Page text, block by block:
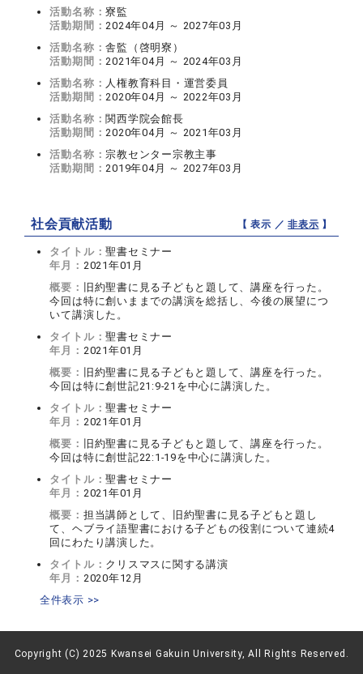
活動名称：寮監
活動期間：2024年04月 ～ 2027年03月
活動名称：舎監（啓明寮）
活動期間：2021年04月 ～ 2024年03月
活動名称： 人権教育科目・運営委員
活動期間：2020年04月 ～ 2022年03月
活動名称： 関西学院会館長
活動期間：2020年04月 ～ 2021年03月
活動名称：宗教センター宗教主事
活動期間：2019年04月 ～ 2027年03月
社会貢献活動 【 表示 ／非表示 】
タイトル：聖書セミナー
年月： 2021年01月
概要：
旧約聖書に見る子どもと題して、講座を行った。
今回は特に創いままでの講演を総括し、今後の展望につ
いて講演した。
タイトル：聖書セミナー
年月： 2021年01月
概要：
旧約聖書に見る子どもと題して、講座を行った。
今回は特に創世記21:9-21を中心に講演した。
タイトル：聖書セミナー
年月： 2021年01月
概要：
旧約聖書に見る子どもと題して、講座を行った。
今回は特に創世記22:1-19を中心に講演した。
タイトル：聖書セミナー
年月： 2021年01月
概要： 担当講師として、旧約聖書に見る子どもと題し
て、ヘブライ語聖書における子どもの役割について連続4
回にわたり講演した。
タイトル： クリスマスに関する講演
年月： 2020年12月
全件表示 >>
Copyright (C) 2025 Kwansei Gakuin University, All Rights Reserved.